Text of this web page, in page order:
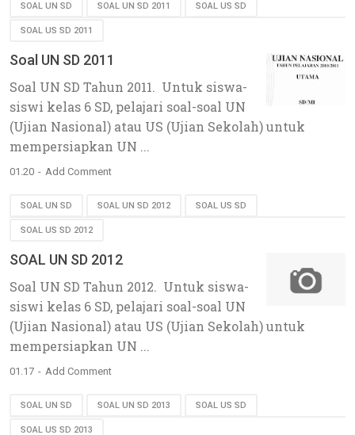
SOAL UN SD SOAL UN SD 2011 SOAL US SD
SOAL US SD 2011
Soal UN SD 2011
Soal UN SD Tahun 2011. Untuk siswa-
siswi kelas 6 SD, pelajari soal-soal UN
(Ujian Nasional) atau US (Ujian Sekolah) untuk
mempersiapkan UN ...
01.20 Add Comment
SOAL UN SD SOAL UN SD 2012 SOAL US SD
SOAL US SD 2012
SOAL UN SD 2012
Soal UN SD Tahun 2012. Untuk siswa-
siswi kelas 6 SD, pelajari soal-soal UN
(Ujian Nasional) atau US (Ujian Sekolah) untuk
mempersiapkan UN ...
01.17 Add Comment
SOAL UN SD SOAL UN SD 2013 SOAL US SD
SOAL US SD 2013